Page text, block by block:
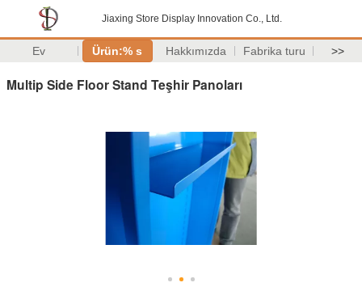
Jiaxing Store Display Innovation Co., Ltd.
Ev Ürün:% s Hakkımızda Fabrika turu >>
Multip Side Floor Stand Teşhir Panoları